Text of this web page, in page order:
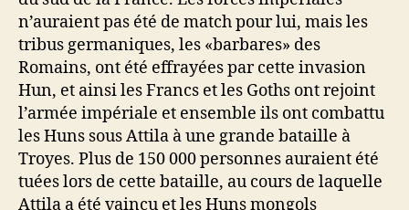
n’auraient pas été de match pour lui, mais les
tribus germaniques, les «barbares» des
Romains, ont été effrayées par cette invasion
Hun, et ainsi les Francs et les Goths ont rejoint
l’armée impériale et ensemble ils ont combattu
les Huns sous Attila à une grande bataille à
Troyes. Plus de 150 000 personnes auraient été
tuées lors de cette bataille, au cours de laquelle
Attila a été vaincu et les Huns mongols